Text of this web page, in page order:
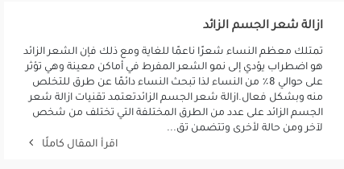
ازالة شعر الجسم الزائد
تمتلك معظم النساء شعرًا ناعمًا للغاية ومع ذلك فإن الشعر الزائد
هو اضطراب يؤدي إلى نمو الشعر المفرط في أماكن معينة وهي تؤثر
على حوالي 8٪ من النساء لذا تبحث النساء دائمًا عن طرق للتخلص
منه وبشكل فعال.ازالة شعر الجسم الزائدتعتمد تقنيات ازالة شعر
الجسم الزائد على عدد من الطرق المختلفة التي تختلف من شخص
لآخر ومن حالة لأخرى وتتضمن تق...
اقرأ المقال كاملًا